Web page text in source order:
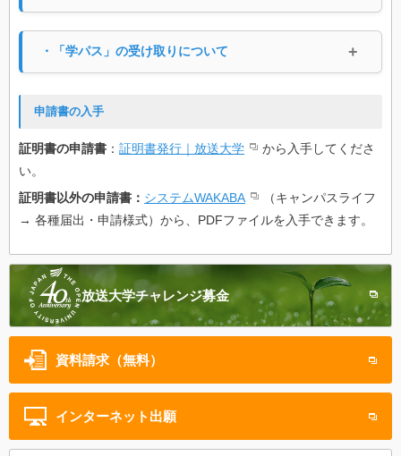
・「学パス」の受け取りについて
申請書の入手
証明書の申請書 ： 証明書発行｜放送大学
から入手してくださ
い。
証明書以外の申請書： システムWAKABA
（キャンパスライフ
→ 各種届出・申請様式）から、PDFファイルを入手できます。
放送大学チャレンジ募金
資料請求（無料）
インターネット 出願